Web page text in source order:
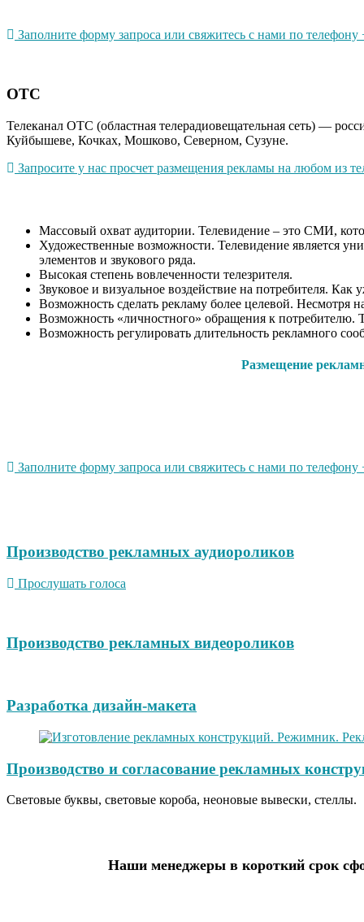
Заполните форму запроса или свяжитесь с нами по
ОТС
Телеканал ОТС (областная телерадиовещательная сеть) —
Куйбышеве, Кочках, Мошково, Северном, Сузуне.
Запросите у нас просчет размещения рекламы на любом из
Массовый охват аудитории. Телевидение – это СМИ,
Художественные возможности. Телевидение является
элементов и звукового ряда.
Высокая степень вовлеченности телезрителя.
Звуковое и визуальное воздействие на потребителя.
Возможность сделать рекламу более целевой. Несмотря
Возможность «личностного» обращения к потребителю.
Возможность регулировать длительность рекламного
Размещение
Заполните форму запроса или свяжитесь с нами по
Производство рекламных аудиороликов
Прослушать голоса
Производство рекламных видеороликов
Разработка дизайн-макета
Производство и согласование рекламных
Световые буквы, световые короба, неоновые вывески, стеллы.
Наши менеджеры в короткий срок